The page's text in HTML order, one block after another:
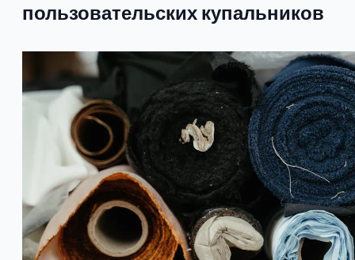
пользовательских купальников